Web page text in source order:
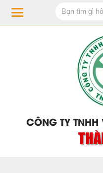
CÔNG TY